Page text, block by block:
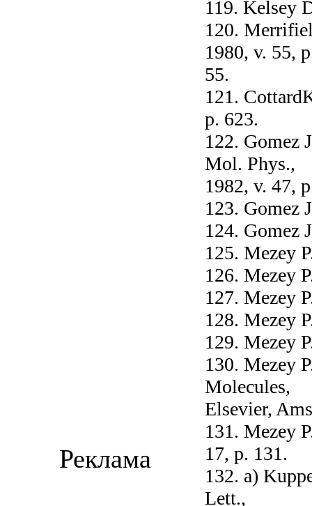
119. Kelsey
120.
1980, v. 55,
55.
121.
p. 623.
122. Gomez
Mol. Phys.,
1982, v. 47,
123. Gomez
124. Gomez
125. Mezey
126. Mezey
127. Mezey
128. Mezey
129. Mezey
130. Mezey
Molecules,
Elsevier,
131. Mezey
17, p. 131.
132. a)
Lett.,
Реклама